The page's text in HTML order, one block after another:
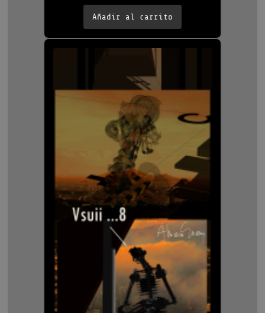
Añadir al carrito